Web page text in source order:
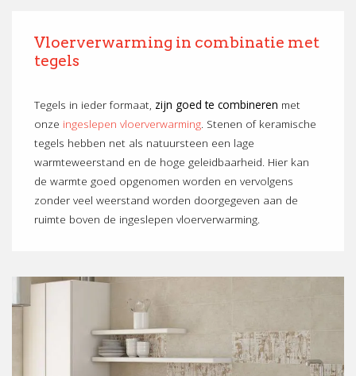
Vloerverwarming in combinatie met
tegels
Tegels in ieder formaat, zijn goed te combineren met
onze ingeslepen vloerverwarming. Stenen of keramische
tegels hebben net als natuursteen een lage
warmteweerstand en de hoge geleidbaarheid. Hier kan
de warmte goed opgenomen worden en vervolgens
zonder veel weerstand worden doorgegeven aan de
ruimte boven de ingeslepen vloerverwarming.